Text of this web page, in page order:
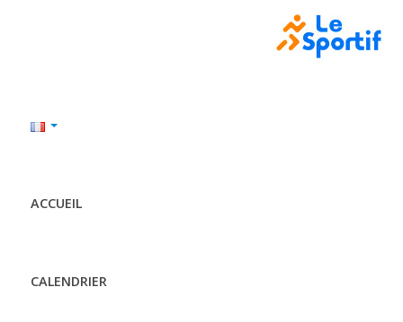
ACCUEIL
CALENDRIER